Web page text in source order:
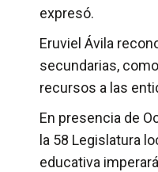
expresó.
Eruviel Ávila
secundarias,
recursos a las
En presencia de
la 58 Legislatura
educativa